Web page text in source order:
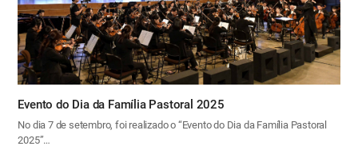
Evento do Dia da Família Pastoral 2025
No dia 7 de setembro, foi realizado o “Evento do Dia da Família Pastoral
2025”…